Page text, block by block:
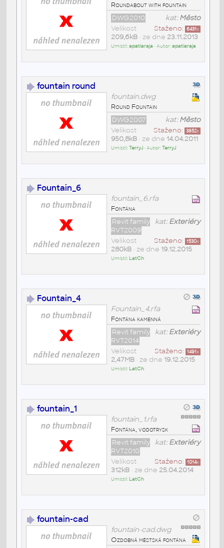
Roundabout with fountain
kat:Město
DWG2010
Staženo: 6431x
Velikost
209,6kB• ze dne 23.11.2013
Umístil:apatiaraja • Autor:apatiaraja
fountain round
fountain.dwg
Round Fountain
kat:Město
DWG2007
Staženo: 3852x
Velikost
950,8kB• ze dne 14.04.2011
Umístil:TerryJ• Autor:TerryJ
Fountain_6
fountain_6.rfa
Fontána
kat:Exteriéry
Revit family
RVT2009
Staženo: 1530x
Velikost
280kB• ze dne 19.12.2015
Umístil: LatCh
Fountain_4
Fountain_4.rfa
Fontána kamenná
kat:Exteriéry
Revit family
RVT2014
Staženo: 1491x
Velikost
2,47MB• ze dne 19.12.2015
Umístil: LatCh
fountain_1
fountain_1.rfa
Fontána, vodotrysk
kat:Exteriéry
Revit family
RVT2010
Staženo: 1014x
Velikost
312kB• ze dne 25.04.2014
Umístil: LatCh
fountain-cad
fountain-cad.dwg
Ozdobná městská fontána